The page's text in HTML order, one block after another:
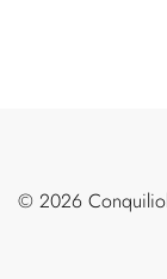
©️ 2026